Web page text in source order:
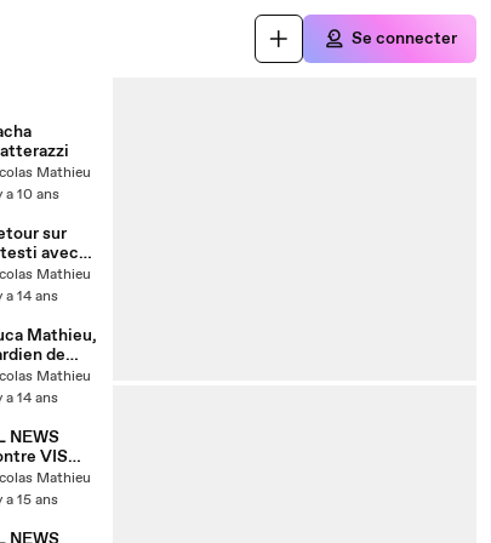
Se connecter
Mathieu
a 10 ans
sur
avec
Mathieu
a 14 ans
Mathieu,
de
Mathieu
a 14 ans
NEWS
VIS
MATCH
c'est PL
!
Mathieu
a 15 ans